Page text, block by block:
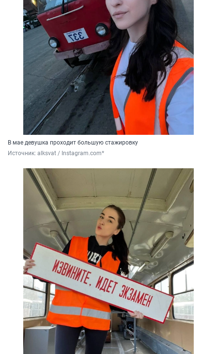
В мае девушка проходит большую стажировку
Источник: alksvat / Instagram.com*